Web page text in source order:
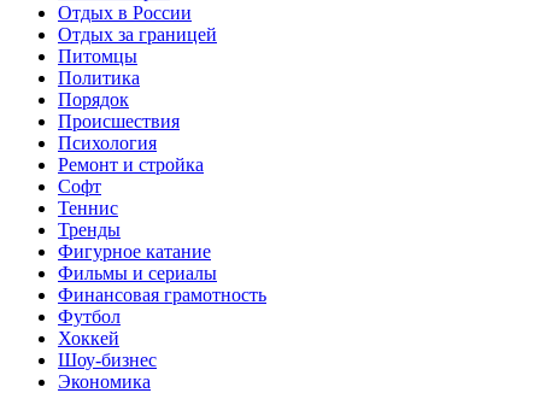
Отдых в России
Отдых за границей
Питомцы
Политика
Порядок
Происшествия
Психология
Ремонт и стройка
Софт
Теннис
Тренды
Фигурное катание
Фильмы и сериалы
Финансовая грамотность
Футбол
Хоккей
Шоу-бизнес
Экономика